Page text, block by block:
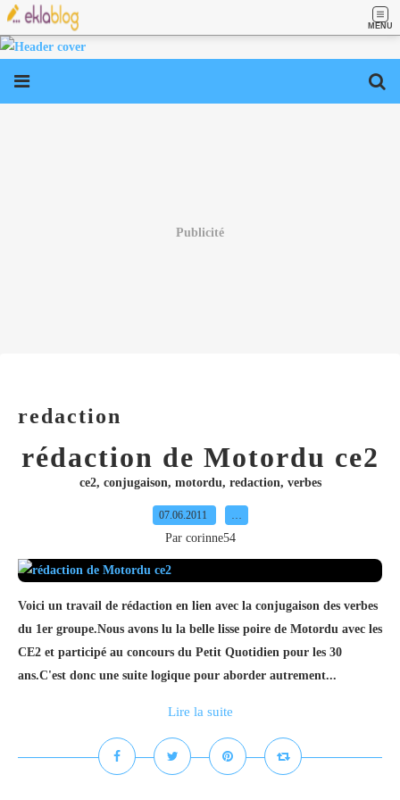
MENU
Publicité
redaction
rédaction de Motordu ce2
ce2, conjugaison, motordu, redaction, verbes
07.06.2011 …
Par corinne54
Voici un travail de rédaction en lien avec la conjugaison des verbes
du 1er groupe.Nous avons lu la belle lisse poire de Motordu avec les
CE2 et participé au concours du Petit Quotidien pour les 30
ans.C'est donc une suite logique pour aborder autrement...
Lire la suite